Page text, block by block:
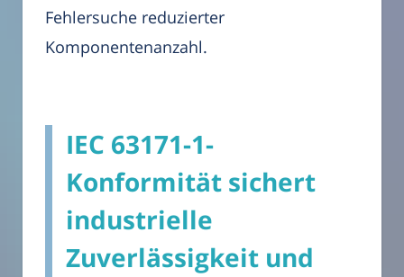
Fehlersuche reduzierter
Komponentenanzahl.
IEC 63171-1-
Konformität sichert
industrielle
Zuverlässigkeit und